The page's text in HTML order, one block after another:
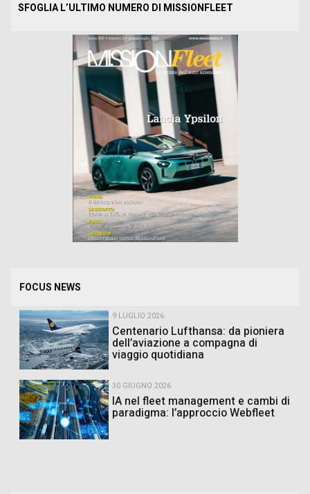
SFOGLIA L’ULTIMO NUMERO DI MISSIONFLEET
FOCUS NEWS
9 LUGLIO 2026
Centenario Lufthansa: da pioniera
dell’aviazione a compagna di
viaggio quotidiana
30 GIUGNO 2026
IA nel fleet management e cambi di
paradigma: l’approccio Webfleet